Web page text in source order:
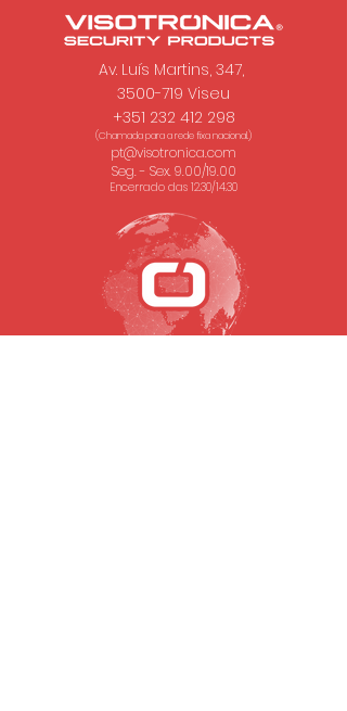
Av. Luís Martins, 347,
3500-719 Viseu
+351 232 412 298
(Chamada para a rede fixa nacional.)
pt@visotronica.com
Seg. - Sex. 9.00/19.00
Encerrado das 12.30/14.30